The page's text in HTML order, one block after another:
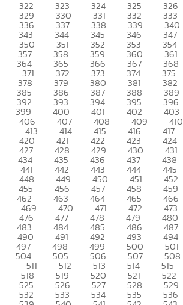
322 323 324 325 326
329 330 331 332 333
336 337 338 339 340
343 344 345 346 347
350 351 352 353 354
357 358 359 360 361
364 365 366 367 368
371 372 373 374 375
378 379 380 381 382
385 386 387 388 389
392 393 394 395 396
399 400 401 402 403
406 407 408 409 410
413 414 415 416 417
420 421 422 423 424
427 428 429 430 431
434 435 436 437 438
441 442 443 444 445
448 449 450 451 452
455 456 457 458 459
462 463 464 465 466
469 470 471 472 473
476 477 478 479 480
483 484 485 486 487
490 491 492 493 494
497 498 499 500 501
504 505 506 507 508
511 512 513 514 515
518 519 520 521 522
525 526 527 528 529
532 533 534 535 536